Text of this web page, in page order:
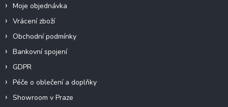
Moje objednávka
Vrácení zboží
Obchodní podmínky
Bankovní spojení
GDPR
Péče o oblečení a doplňky
Showroom v Praze